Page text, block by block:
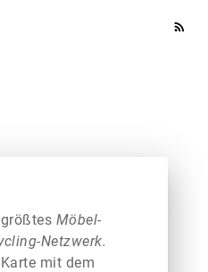
rss_feed
Möbel-
Netzwerk.
mit dem